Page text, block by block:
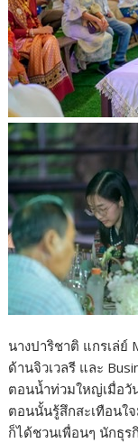
นางปาริชาติ แกรเล่ย์
ด้านจิวเวลรี และ
ตอนน้ำท่วมใหญ่เมื่อวั
ตอนนั้นรู้สึกสะเทือนใ
ก็ได้ชวนเพื่อนๆ นักธุ